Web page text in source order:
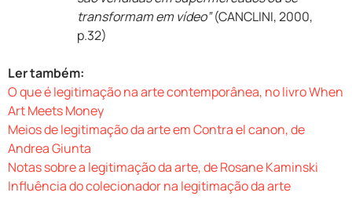
transformam em vídeo”(CANCLINI, 2000,
p.32)
Ler também:
O que é legitimação na arte contemporânea, no livro When
Art Meets Money
Meios de legitimação da arte em Contra el canon, de
Andrea Giunta
Notas sobre a legitimação da arte, de Rosane Kaminski
Influência do colecionador na legitimação da arte